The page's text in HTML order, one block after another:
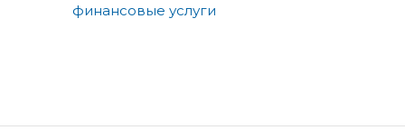
финансовые услуги